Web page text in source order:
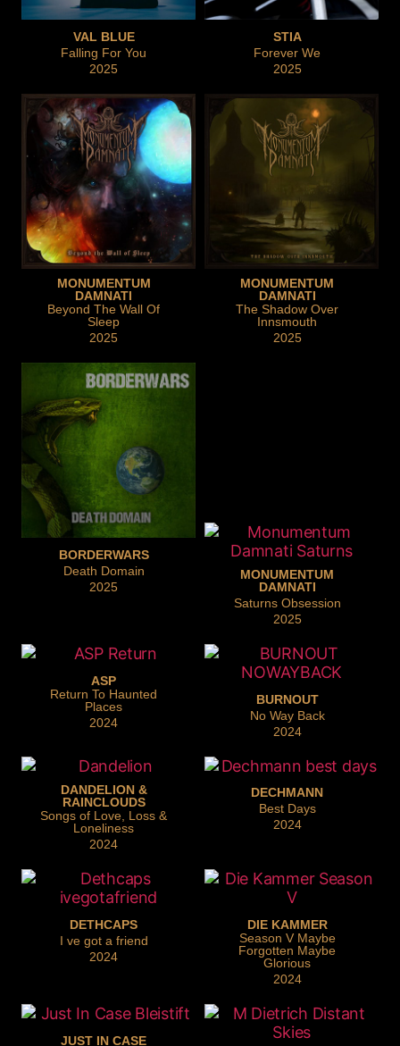
VAL BLUE
Falling For You
2025
STIA
Forever We
2025
MONUMENTUM
DAMNATI
Beyond The Wall Of
Sleep
2025
MONUMENTUM
DAMNATI
The Shadow Over
Innsmouth
2025
BORDERWARS
Death Domain
2025
MONUMENTUM
DAMNATI
Saturns Obsession
2025
ASP
Return To Haunted
Places
2024
BURNOUT
No Way Back
2024
DANDELION &
RAINCLOUDS
Songs of Love, Loss &
Loneliness
2024
DECHMANN
Best Days
2024
DETHCAPS
I ve got a friend
2024
DIE KAMMER
Season V Maybe
Forgotten Maybe
Glorious
2024
JUST IN CASE